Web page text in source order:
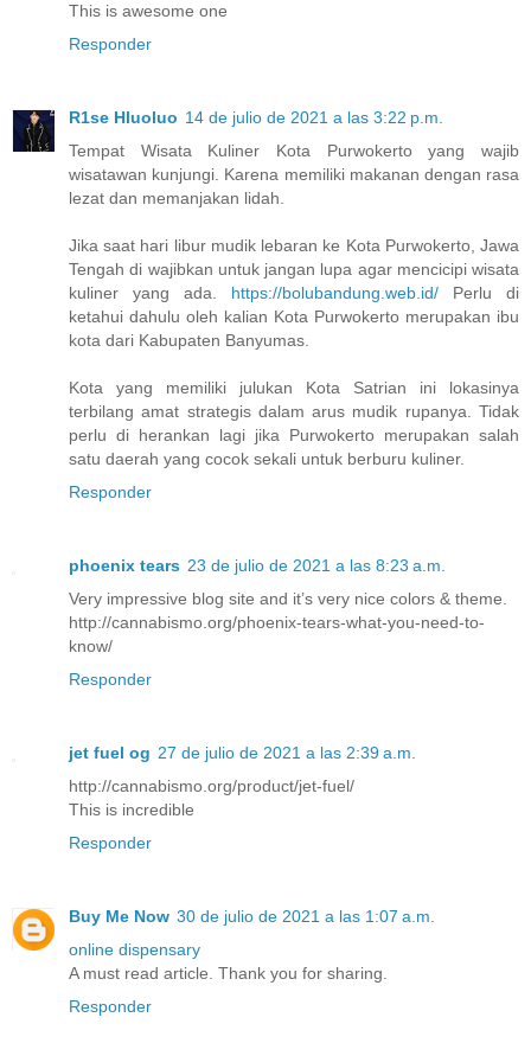
This is awesome one
Responder
R1se Hluoluo 14 de julio de 2021 a las 3:22 p.m.
Tempat Wisata Kuliner Kota Purwokerto yang wajib
wisatawan kunjungi. Karena memiliki makanan dengan rasa
lezat dan memanjakan lidah.
Jika saat hari libur mudik lebaran ke Kota Purwokerto, Jawa
Tengah di wajibkan untuk jangan lupa agar mencicipi wisata
kuliner yang ada. https://bolubandung.web.id/ Perlu di
ketahui dahulu oleh kalian Kota Purwokerto merupakan ibu
kota dari Kabupaten Banyumas.
Kota yang memiliki julukan Kota Satrian ini lokasinya
terbilang amat strategis dalam arus mudik rupanya. Tidak
perlu di herankan lagi jika Purwokerto merupakan salah
satu daerah yang cocok sekali untuk berburu kuliner.
Responder
phoenix tears 23 de julio de 2021 a las 8:23 a.m.
Very impressive blog site and it’s very nice colors & theme.
http://cannabismo.org/phoenix-tears-what-you-need-to-
know/
Responder
jet fuel og 27 de julio de 2021 a las 2:39 a.m.
http://cannabismo.org/product/jet-fuel/
This is incredible
Responder
Buy Me Now 30 de julio de 2021 a las 1:07 a.m.
online dispensary
A must read article. Thank you for sharing.
Responder